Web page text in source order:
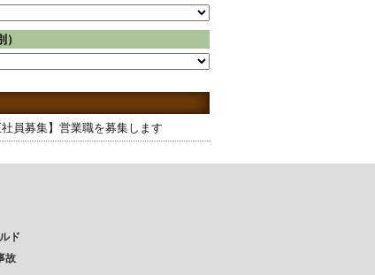
社員募集】営業職を募集します
ド
故